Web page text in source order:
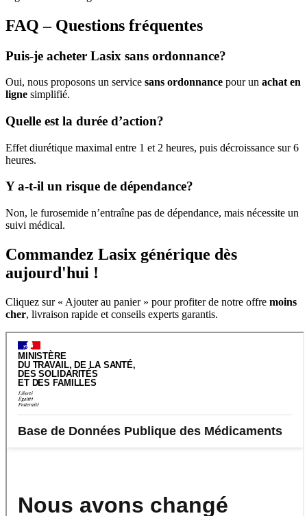
FAQ – Questions fréquentes
Puis-je acheter Lasix sans ordonnance?
Oui, nous proposons un service sans ordonnance pour un achat en
ligne simplifié.
Quelle est la durée d’action?
Effet diurétique maximal entre 1 et 2 heures, puis décroissance sur 6
heures.
Y a-t-il un risque de dépendance?
Non, le furosemide n’entraîne pas de dépendance, mais nécessite un
suivi médical.
Commandez Lasix générique dès
aujourd'hui !
Cliquez sur « Ajouter au panier » pour profiter de notre offre moins
cher, livraison rapide et conseils experts garantis.